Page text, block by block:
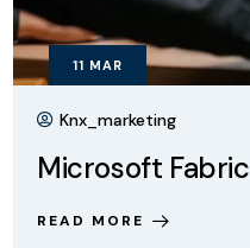
11 MAR
Knx_marketing
Microsoft Fabric
READ MORE